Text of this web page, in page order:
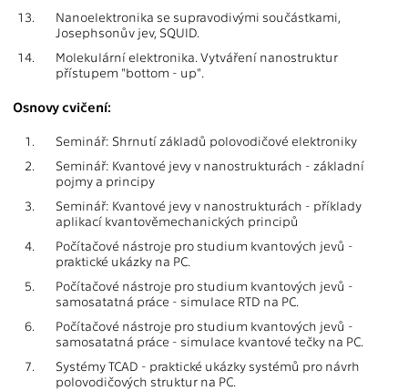
13.
Nanoelektronika se supravodivými součástkami,
Josephsonův jev, SQUID.
14.
Molekulární elektronika. Vytváření nanostruktur
přístupem "bottom - up".
Osnovy cvičení:
1.
Seminář: Shrnutí základů polovodičové elektroniky
2.
Seminář: Kvantové jevy v nanostrukturách - základní
pojmy a principy
3.
Seminář: Kvantové jevy v nanostrukturách - příklady
aplikací kvantověmechanických principů
4.
Počítačové nástroje pro studium kvantových jevů -
praktické ukázky na PC.
5.
Počítačové nástroje pro studium kvantových jevů -
samosatatná práce - simulace RTD na PC.
6.
Počítačové nástroje pro studium kvantových jevů -
samosatatná práce - simulace kvantové tečky na PC.
7.
Systémy TCAD - praktické ukázky systémů pro návrh
polovodičových struktur na PC.